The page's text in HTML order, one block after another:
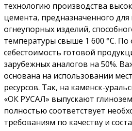
технологию производства
цемента, предназначенного
огнеупорных изделий,
температуры свыше 1 600 °С. По
себестоимость готовой
зарубежных аналогов на 50%.
основана на использовании
ресурсов. Так, на каменск-
«ОК РУСАЛ» выпускают
полностью соответствует
требованиям по качеству и